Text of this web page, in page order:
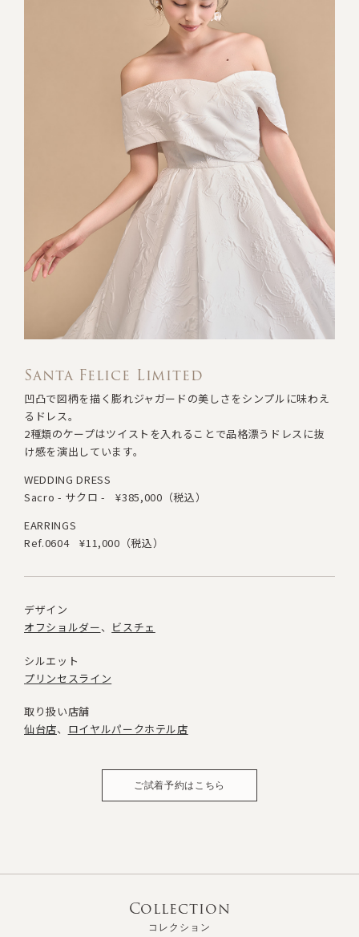
Santa Felice Limited
凹凸で図柄を描く膨れジャガードの美しさをシンプルに味わえ
るドレス。
2種類のケープはツイストを入れることで品格漂うドレスに抜
け感を演出しています。
WEDDING DRESS
Sacro - サクロ -
¥385,000（税込）
EARRINGS
Ref.0604
¥11,000（税込）
デザイン
オフショルダー
ビスチェ
シルエット
プリンセスライン
取り扱い店舗
仙台店
ロイヤルパークホテル店
ご試着予約はこちら
Collection
コレクション